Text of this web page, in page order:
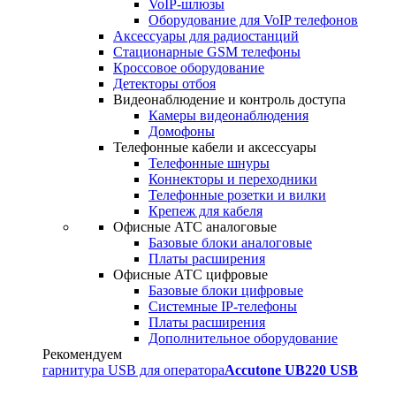
VoIP-шлюзы
Оборудование для VoIP телефонов
Аксессуары для радиостанций
Стационарные GSM телефоны
Кроссовое оборудование
Детекторы отбоя
Видеонаблюдение и контроль доступа
Камеры видеонаблюдения
Домофоны
Телефонные кабели и аксессуары
Телефонные шнуры
Коннекторы и переходники
Телефонные розетки и вилки
Крепеж для кабеля
Офисные АТС аналоговые
Базовые блоки аналоговые
Платы расширения
Офисные АТС цифровые
Базовые блоки цифровые
Системные IP-телефоны
Платы расширения
Дополнительное оборудование
Рекомендуем
гарнитура USB для оператораAccutone UB220 USB